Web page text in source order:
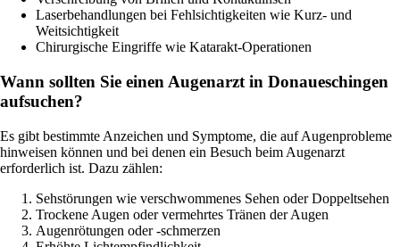
Laserbehandlungen bei Fehlsichtigkeiten wie Kurz- und
Weitsichtigkeit
Chirurgische Eingriffe wie Katarakt-Operationen
Wann sollten Sie einen Augenarzt in Donaueschingen
aufsuchen?
Es gibt bestimmte Anzeichen und Symptome, die auf Augenprobleme
hinweisen können und bei denen ein Besuch beim Augenarzt
erforderlich ist. Dazu zählen:
Sehstörungen wie verschwommenes Sehen oder Doppeltsehen
Trockene Augen oder vermehrtes Tränen der Augen
Augenrötungen oder -schmerzen